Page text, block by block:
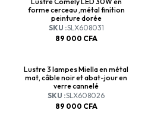
forme cerceau ,métal finition
peinture dorée
SKU :SLX608031
89 000 CFA
Lustre 3 lampes Miella en métal
mat, câble noir et abat-jour en
verre cannelé
SKU :SLX608026
89 000 CFA